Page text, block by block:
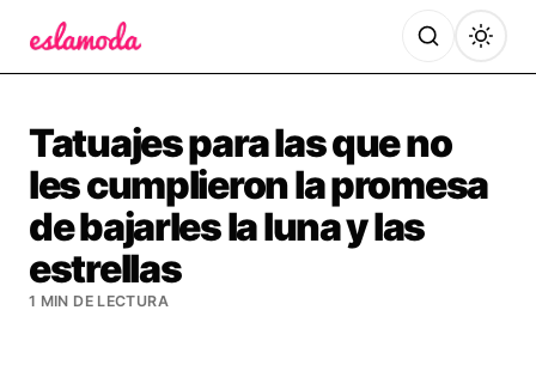
Tatuajes para las que no
les cumplieron la promesa
de bajarles la luna y las
estrellas
1 MIN DE LECTURA